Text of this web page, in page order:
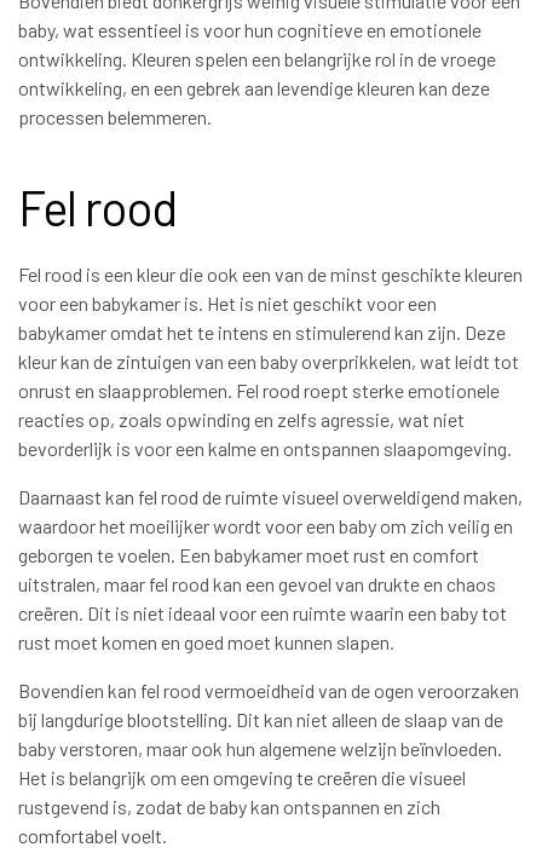
baby, wat essentieel is voor hun cognitieve en emotionele
ontwikkeling. Kleuren spelen een belangrijke rol in de vroege
ontwikkeling, en een gebrek aan levendige kleuren kan deze
processen belemmeren.
Fel rood
Fel rood is een kleur die ook een van de minst geschikte kleuren
voor een babykamer is. Het is niet geschikt voor een
babykamer omdat het te intens en stimulerend kan zijn. Deze
kleur kan de zintuigen van een baby overprikkelen, wat leidt tot
onrust en slaapproblemen. Fel rood roept sterke emotionele
reacties op, zoals opwinding en zelfs agressie, wat niet
bevorderlijk is voor een kalme en ontspannen slaapomgeving.
Daarnaast kan fel rood de ruimte visueel overweldigend maken,
waardoor het moeilijker wordt voor een baby om zich veilig en
geborgen te voelen. Een babykamer moet rust en comfort
uitstralen, maar fel rood kan een gevoel van drukte en chaos
creëren. Dit is niet ideaal voor een ruimte waarin een baby tot
rust moet komen en goed moet kunnen slapen.
Bovendien kan fel rood vermoeidheid van de ogen veroorzaken
bij langdurige blootstelling. Dit kan niet alleen de slaap van de
baby verstoren, maar ook hun algemene welzijn beïnvloeden.
Het is belangrijk om een omgeving te creëren die visueel
rustgevend is, zodat de baby kan ontspannen en zich
comfortabel voelt.